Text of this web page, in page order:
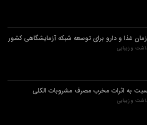
غذا و دارو برای توسعه شبکه آزمایشگاهی کشور
و زیبایی
به اثرات مخرب مصرف مشروبات الکلی
و زیبایی